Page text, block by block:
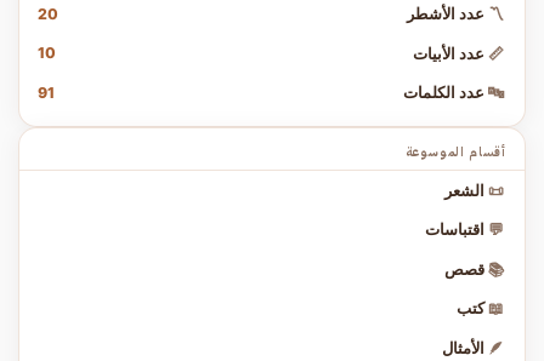
〽️ عدد الأشطر 20
📏 عدد الأبيات 10
🔤 عدد الكلمات 91
أقسام الموسوعة
📜 الشعر
💬 اقتباسات
📚 قصص
📖 كتب
🪶 الأمثال